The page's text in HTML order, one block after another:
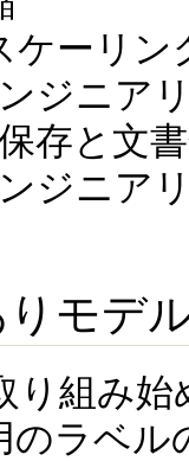
ケーリン
ジニア
存と文
ジニア
モデ
り組み始
のラベル